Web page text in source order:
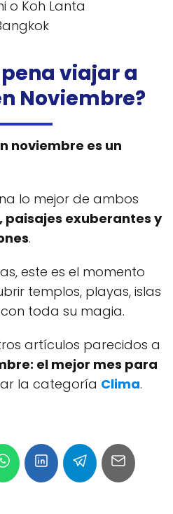
o Koh Lanta
pena viajar a
Noviembre?
noviembre es un
lo mejor de ambos
paisajes exuberantes y
.
este es el momento
templos, playas, islas
toda su magia.
artículos parecidos a
el mejor mes para
la categoría Clima.